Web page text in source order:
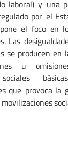
laboral) y una
por el
el foco en
Las
se producen en
u
sociales
que provoca la